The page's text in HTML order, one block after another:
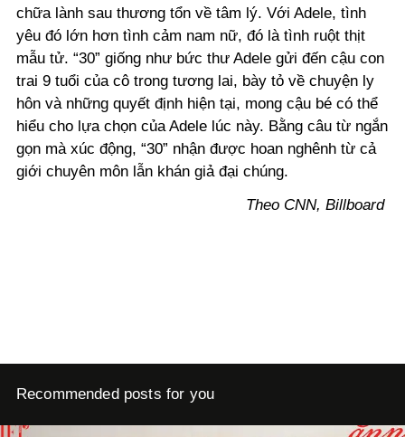
chữa lành sau thương tổn về tâm lý. Với Adele, tình
yêu đó lớn hơn tình cảm nam nữ, đó là tình ruột thịt
mẫu tử. “30” giống như bức thư Adele gửi đến cậu con
trai 9 tuổi của cô trong tương lai, bày tỏ về chuyện ly
hôn và những quyết định hiện tại, mong cậu bé có thể
hiểu cho lựa chọn của Adele lúc này. Bằng câu từ ngắn
gọn mà xúc động, “30” nhận được hoan nghênh từ cả
giới chuyên môn lẫn khán giả đại chúng.
Theo CNN, Billboard
Recommended posts for you